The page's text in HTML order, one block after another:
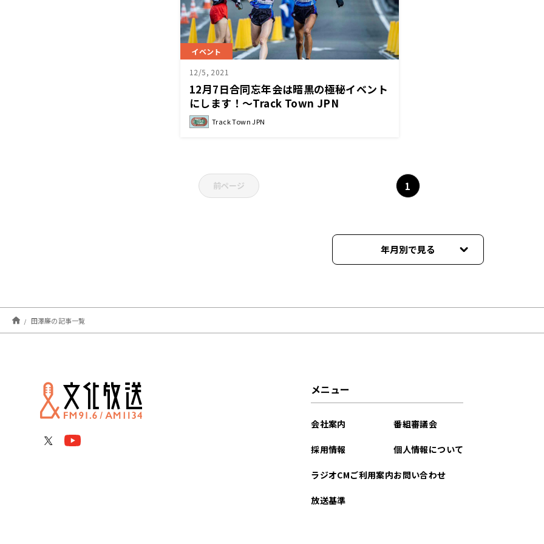
イベント
12/5, 2021
12月7日合同忘年会は暗黒の極秘イベント
にします！～Track Town JPN
Track Town JPN
前ページ 1
年月別で見る
2022年01月
2021年12月
田澤廉の記事一覧
メニュー
会社案内
採用情報
ラジオCMご利用案内
放送基準
番組審議会
個人情報について
お問い合わせ